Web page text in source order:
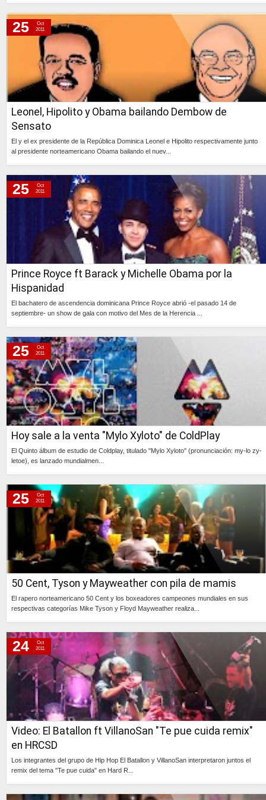
Leonel, Hipolito y Obama bailando Dembow de
Sensato
El y el ex presidente de la República Dominica Leonel e Hipolito respectivamente junto
al presidente norteamericano Obama bailando el nuev...
25
Oct
2011
Prince Royce ft Barack y Michelle Obama por la
Hispanidad
El bachatero de ascendencia dominicana Prince Royce abrió -el pasado 14 de
septiembre- un show de gala con motivo del Mes de la Herencia ...
25
Oct
2011
Hoy sale a la venta "Mylo Xyloto" de ColdPlay
El Quinto álbum de estudio de Coldplay, titulado ''Mylo Xyloto'' (pronunciación: my-lo zy-
letoe), es lanzado mundialmen...
25
Oct
2011
50 Cent, Tyson y Mayweather con pila de mamis
El rapero norteamericano 50 Cent y los boxeadores campeones mundiales en sus
respectivas categorías Mike Tyson y Floyd Mayweather realiza...
25
Oct
2011
Video: El Batallon ft VillanoSan "Te pue cuida remix"
en HRCSD
Los integrantes del grupo de Hip Hop El Batallon y VillanoSan interpretaron juntos el
remix del tema "Te pue cuida" en Hard R...
24
Oct
2011